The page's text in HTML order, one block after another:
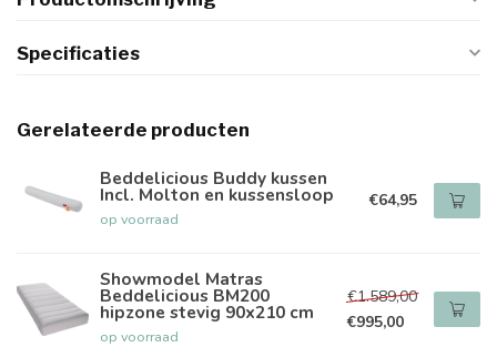
Specificaties
Gerelateerde producten
Beddelicious Buddy kussen
Incl. Molton en kussensloop
op voorraad
€64,95
Showmodel Matras
Beddelicious BM200
hipzone stevig 90x210 cm
op voorraad
€1.589,00
€995,00